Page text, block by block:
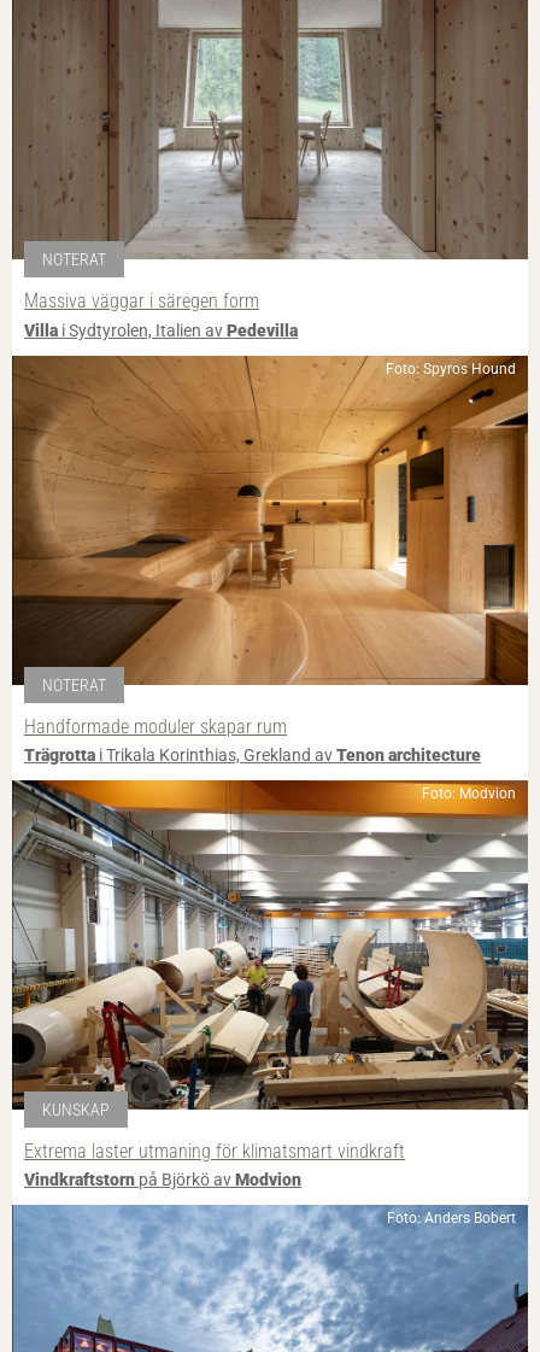
NOTERAT
Massiva väggar i säregen form
Villa i Sydtyrolen, Italien avPedevilla
Foto: Spyros Hound
NOTERAT
Handformade moduler skapar rum
Trägrotta i Trikala Korinthias, Grekland avTenon architecture
Foto: Modvion
KUNSKAP
Extrema laster utmaning för klimatsmart vindkraft
Vindkraftstorn på Björkö avModvion
Foto: Anders Bobert